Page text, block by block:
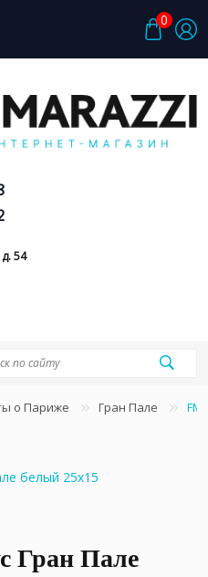
0
54
о Париже Гран Пале
Гран Пале